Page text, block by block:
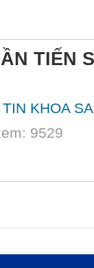
TIẾN
KHOA
9529